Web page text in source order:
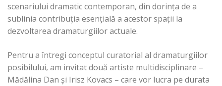
scenariului dramatic contemporan, din dorința de a
sublinia contribuția esențială a acestor spații la
dezvoltarea dramaturgiilor actuale.
Pentru a întregi conceptul curatorial al dramaturgiilor
posibilului, am invitat două artiste multidisciplinare –
Mădălina Dan și Irisz Kovacs – care vor lucra pe durata